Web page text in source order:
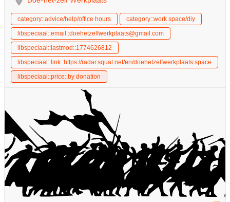
category::advice/help/office hours
category::work space/diy
libspeciaal::email::doehetzelfwerkplaats@gmail.com
libspeciaal::lastmod::1774626812
libspeciaal::link::https://radar.squat.net/en/doehetzelfwerkplaats.space
libspeciaal::price::by donation